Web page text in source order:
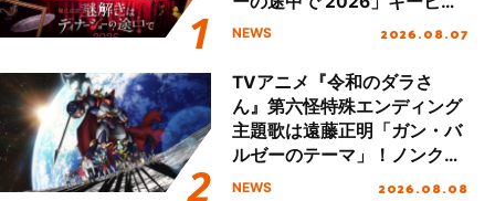
ュアル＆グッズラインナップ
NEWS 2026.08.07
TVアニメ『令和のダラさ
ん』第六怪特殊エンディング
主題歌は遠藤正明「ガン・バ
ルゼーのテーマ」！ノンクレ
ジットエンディング映像も公
NEWS 2026.08.08